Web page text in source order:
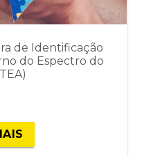
de Identificação
do Espectro do